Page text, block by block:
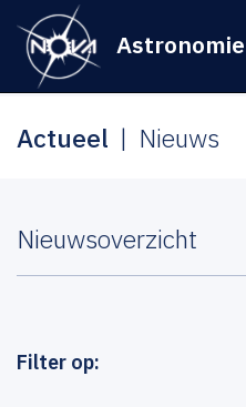
Astronomie
Actueel Nieuws
Nieuwsoverzicht
Filter op: